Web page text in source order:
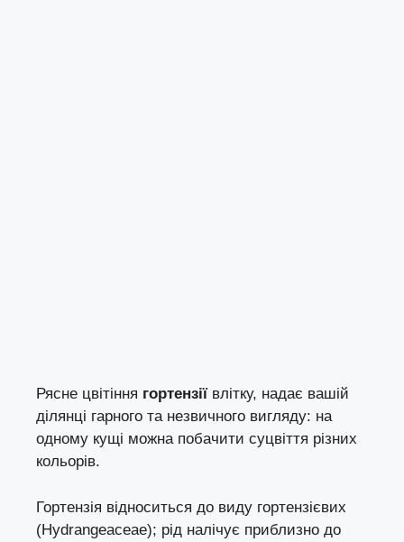
Рясне цвітіння гортензії влітку, надає вашій
ділянці гарного та незвичного вигляду: на
одному кущі можна побачити суцвіття різних
кольорів.
Гортензія відноситься до виду гортензієвих
(Hydrangeaceae); рід налічує приблизно до